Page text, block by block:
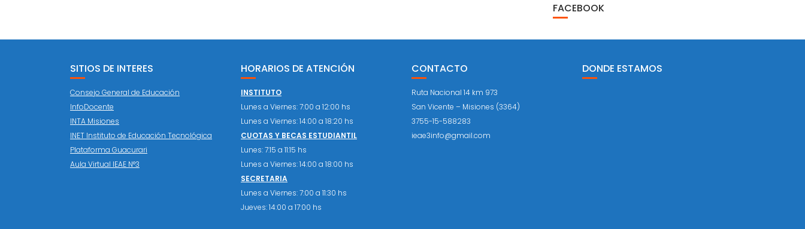
FACEBOOK
SITIOS DE INTERES
Consejo General de Educación
InfoDocente
INTA Misiones
INET Instituto de Educación Tecnológica
Plataforma Guacurari
Aula Virtual IEAE N°3
HORARIOS DE ATENCIÓN
INSTITUTO
Lunes a Viernes: 7:00 a 12:00 hs
Lunes a Viernes: 14:00 a 18:20 hs
CUOTAS Y BECAS ESTUDIANTIL
Lunes: 7:15 a 11:15 hs
Lunes a Viernes: 14:00 a 18:00 hs
SECRETARIA
Lunes a Viernes: 7:00 a 11:30 hs
Jueves: 14:00 a 17:00 hs
CONTACTO
Ruta Nacional 14 km 973
San Vicente – Misiones (3364)
3755-15-588283
ieae3info@gmail.com
DONDE ESTAMOS